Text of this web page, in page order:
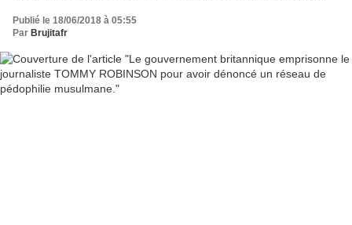
Publié le 18/06/2018 à 05:55
Par Brujitafr